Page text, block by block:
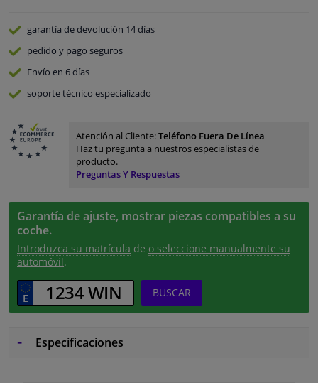
garantía de devolución 14 días
pedido y pago seguros
Envío en 6 días
soporte técnico especializado
Atención al Cliente:Teléfono Fuera De Línea
Haz tu pregunta a nuestros especialistas de
producto.
Preguntas Y Respuestas
Garantía de ajuste, mostrar piezas compatibles a su
coche.
Introduzca su matrícula de o seleccione manualmente su
automóvil.
BUSCAR
Especificaciones